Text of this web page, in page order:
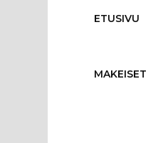
ETUSIVU
MAKEISET